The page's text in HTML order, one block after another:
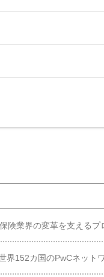
険業界の変革を支える
界152カ国のPwCネット